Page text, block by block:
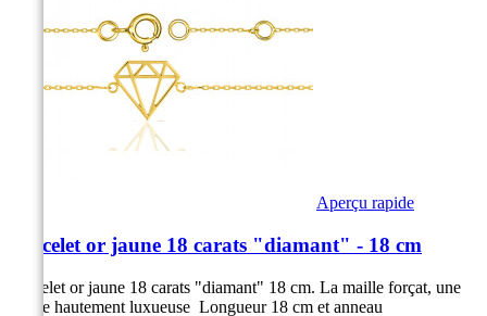
Aperçu rapide
Bracelet or jaune 18 carats "diamant" - 18 cm
Bracelet or jaune 18 carats "diamant" 18 cm. La maille forçat, une
maille hautement luxueuse Longueur 18 cm et anneau